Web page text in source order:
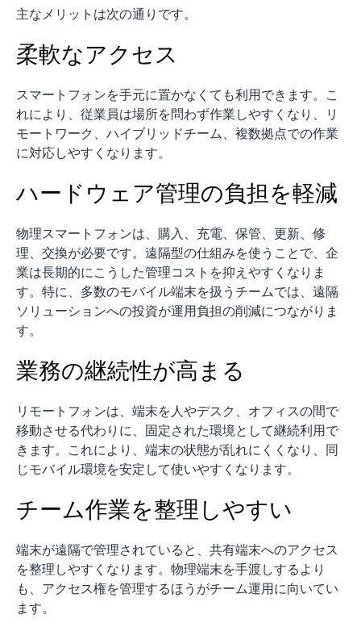
主なメリットは次の通りです。
柔軟なアクセス
スマートフォンを手元に置かなくても利用できます。こ
れにより、従業員は場所を問わず作業しやすくなり、リ
モートワーク、ハイブリッドチーム、複数拠点での作業
に対応しやすくなります。
ハードウェア管理の負担を軽減
物理スマートフォンは、購入、充電、保管、更新、修
理、交換が必要です。遠隔型の仕組みを使うことで、企
業は長期的にこうした管理コストを抑えやすくなりま
す。特に、多数のモバイル端末を扱うチームでは、遠隔
ソリューションへの投資が運用負担の削減につながりま
す。
業務の継続性が高まる
リモートフォンは、端末を人やデスク、オフィスの間で
移動させる代わりに、固定された環境として継続利用で
きます。これにより、端末の状態が乱れにくくなり、同
じモバイル環境を安定して使いやすくなります。
チーム作業を整理しやすい
端末が遠隔で管理されていると、共有端末へのアクセス
を整理しやすくなります。物理端末を手渡しするより
も、アクセス権を管理するほうがチーム運用に向いてい
ます。